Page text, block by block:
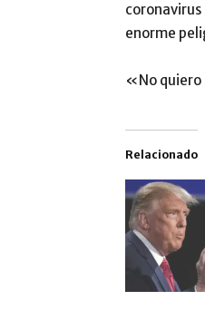
coronavirus
enorme
«No quiero
Relacionado